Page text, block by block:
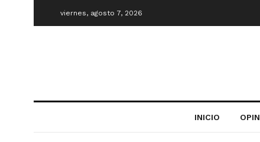
viernes, agosto 7, 2026
INICIO